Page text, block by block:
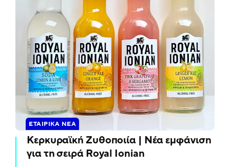
ΕΤΑΙΡΙΚΆ ΝΈΑ
Κερκυραϊκή Ζυθοποιία | Νέα εμφάνιση
για τη σειρά Royal Ionian